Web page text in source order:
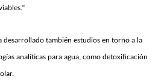
desarrollado también estudios en torno a la
analíticas para agua, como detoxificación